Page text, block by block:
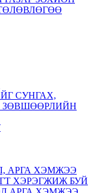
СУНГАХ,
ЗӨВШӨӨРЛИЙН
АРГА ХЭМЖЭЭ
ХЭРЭГЖИЖ БУЙ